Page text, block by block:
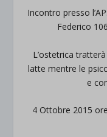
Incontro presso
Federico
L’ostetrica
latte mentre le
e
4 Ottobre 2015